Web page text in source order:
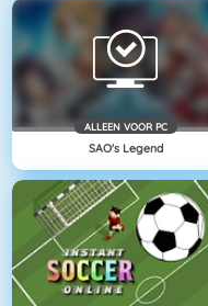
ALLEEN VOOR PC
SAO's Legend